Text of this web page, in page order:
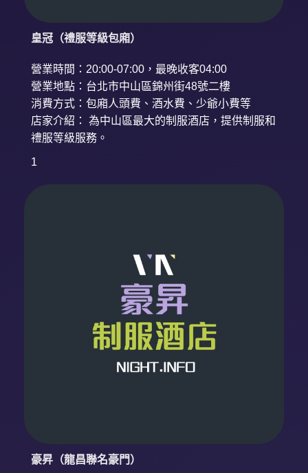
皇冠（禮服等級包廂）
營業時間：20:00-07:00，最晚收客04:00
營業地點：台北市中山區錦州街48號二樓
消費方式：包廂人頭費、酒水費、少爺小費等
店家介紹： 為中山區最大的制服酒店，提供制服和
禮服等級服務。
1
豪昇（龍昌聯名豪門）